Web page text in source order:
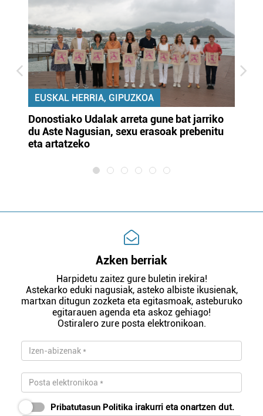
EUSKAL HERRIA, GIPUZKOA
Donostiako Udalak arreta gune bat jarriko
du Aste Nagusian, sexu erasoak prebenitu
eta artatzeko
Azken berriak
Harpidetu zaitez gure buletin irekira!
Astekarko eduki nagusiak, asteko albiste ikusienak,
martxan ditugun zozketa eta egitasmoak, asteburuko
egitarauen agenda eta askoz gehiago!
Ostiralero zure posta elektronikoan.
Pribatutasun Politika irakurri eta onartzen dut.